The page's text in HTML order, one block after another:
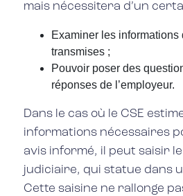
mais nécessitera d’un
Examiner les informations
transmises ;
Pouvoir poser des
réponses de l’employeur.
Dans le cas où le CSE
informations nécessaires
avis informé, il peut saisir
judiciaire, qui statue dans
Cette saisine ne rallonge